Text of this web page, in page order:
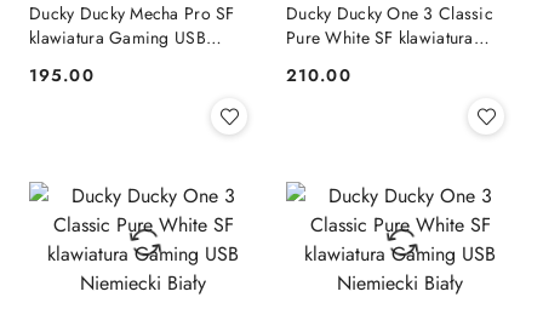
Ducky Ducky Mecha Pro SF
klawiatura Gaming USB
Cena:
195.00
Ducky Ducky One 3 Classic
Pure White SF klawiatura
Cena:
210.00